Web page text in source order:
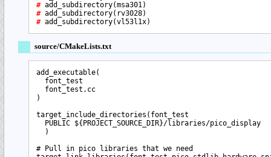
#
#
#
source/CMakeLists.txt
add_executable(
  font_test
  font_test.cc
)
target_include_directories(font_test
  PUBLIC ${PROJECT_SOURCE_DIR}/libraries/pico_display
  )
# Pull in pico libraries that we need